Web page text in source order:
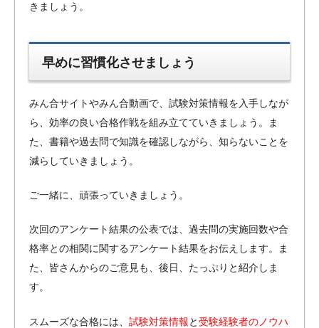
きましょう。
早めに習慣化させましょう
みん合サイトやみん合動画で、試験対策情報を入手しなが
ら、効率の良い合格作戦を組み立てていきましょう。ま
た、書籍や過去問で知識を確認しながら、知らないことを
減らしていきましょう。
ご一緒に、頑張っていきましょう。
次回のアンケート結果の公表では、過去問の実施回数や合
格率との相関に関するアンケート結果をお伝えします。ま
た、皆さんからのご意見も、後日、たっぷりと紹介しま
す。
スムーズな合格には、 試験対策情報と受験経験者のノウハ